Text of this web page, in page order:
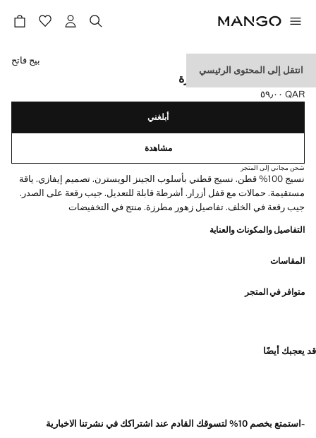
انتقل إلى المحتوى الرئيسي
فستان أفرول بأزهار مطرزة
السعر الحالي [QAR ٥٩٫٠٠ ]
QAR ٥٩٫٠٠
حدد اللون
بيج فاتح
أبلغني
مشاهدة
شحن مجاني إلى المتجر
نسيج 100% قطن. نسيج قطني بأسلوب الجينز الويسترن. تصميم إيفازي. ياقة
مستقيمة. حمالات مع قفل أزرار. أشرطة قابلة للتعديل. جيب رقعة على الصدر.
جيب رقعة في الخلف. تفاصيل زهور مطرزة. منتج في التخفيضات
التفاصيل والمكونات والعناية
المقاسات
متوافر في المتجر
قد يعجبك أيضًا
-استمتع بخصم 10% لتسوقك القادم عند اشتراكك في نشرتنا الاخبارية